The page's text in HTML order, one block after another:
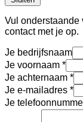
Vul
contact met je op.
Je bedrijfsnaam
Je voornaam
Je achternaam
Je e-mailadres
Je